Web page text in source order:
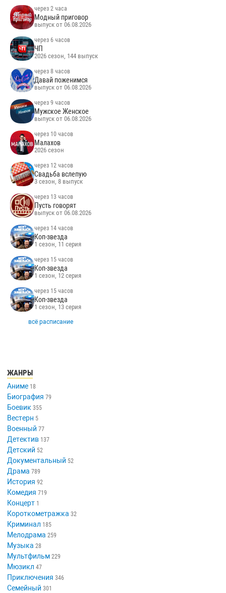
через 2 часа
Модный приговор
выпуск от 06.08.2026
через 6 часов
ЧП
2026 сезон, 144 выпуск
через 8 часов
Давай поженимся
выпуск от 06.08.2026
через 9 часов
Мужское Женское
выпуск от 06.08.2026
через 10 часов
Малахов
2026 сезон
через 12 часов
Свадьба вслепую
3 сезон, 8 выпуск
через 13 часов
Пусть говорят
выпуск от 06.08.2026
через 14 часов
Коп-звезда
1 сезон, 11 серия
через 15 часов
Коп-звезда
1 сезон, 12 серия
через 15 часов
Коп-звезда
1 сезон, 13 серия
всё расписание
ЖАНРЫ
Аниме 18
Биография 79
Боевик 355
Вестерн 5
Военный 77
Детектив 137
Детский 52
Документальный 52
Драма 789
История 92
Комедия 719
Концерт 1
Короткометражка 32
Криминал 185
Мелодрама 259
Музыка 28
Мультфильм 229
Мюзикл 47
Приключения 346
Семейный 301